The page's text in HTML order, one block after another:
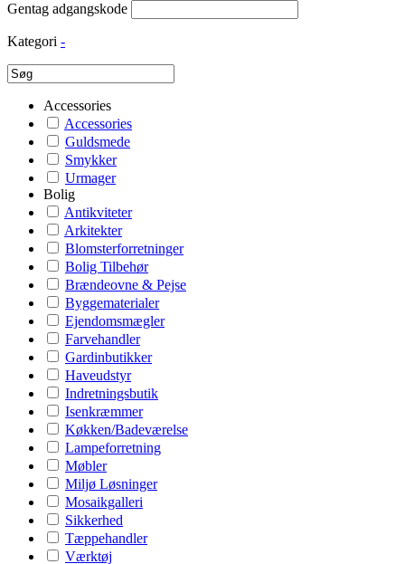
Gentag adgangskode
Kategori -
Accessories
Accessories
Guldsmede
Smykker
Urmager
Bolig
Antikviteter
Arkitekter
Blomsterforretninger
Bolig Tilbehør
Brændeovne & Pejse
Byggematerialer
Ejendomsmægler
Farvehandler
Gardinbutikker
Haveudstyr
Indretningsbutik
Isenkræmmer
Køkken/Badeværelse
Lampeforretning
Møbler
Miljø Løsninger
Mosaikgalleri
Sikkerhed
Tæppehandler
Værktøj